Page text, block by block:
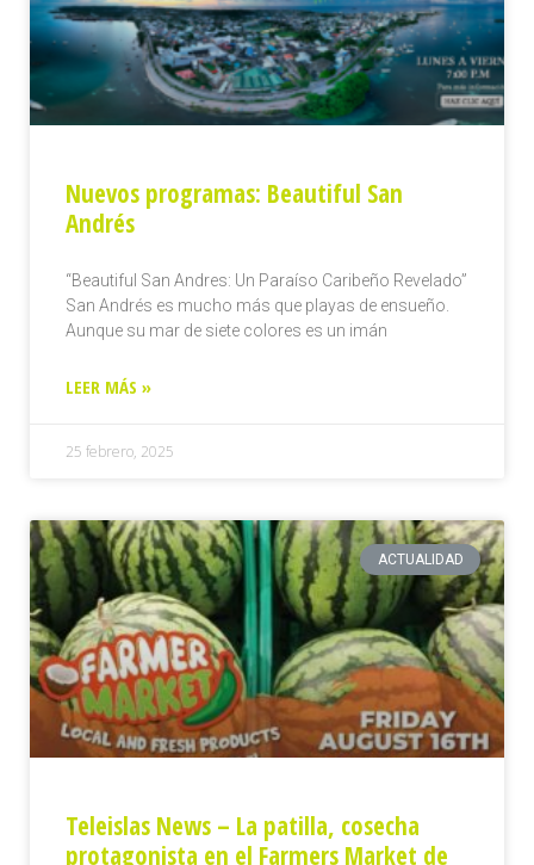
Nuevos programas: Beautiful San
Andrés
“Beautiful San Andres: Un Paraíso Caribeño Revelado”
San Andrés es mucho más que playas de ensueño.
Aunque su mar de siete colores es un imán
LEER MÁS »
25 febrero, 2025
ACTUALIDAD
Teleislas News – La patilla, cosecha
protagonista en el Farmers Market de